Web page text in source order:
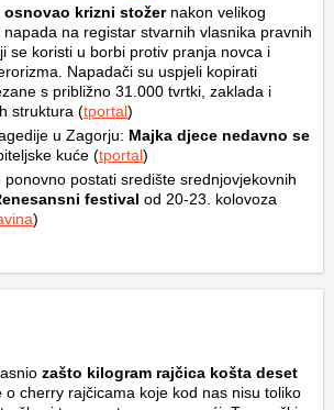
osnovao krizni stožernakon velikog
napada na registar stvarnih vlasnika pravnih
se koristi u borbi protiv pranja novca i
Napadači su uspjeli kopirati
s približno 31.000 tvrtki, zaklada i
struktura (tportal)
u Zagorju: Majka djece nedavno se
kuće (tportal)
ponovno postati središte srednjovjekovnih
festival od 20-23. kolovoza
)
zašto kilogram rajčica košta deset
o cherry rajčicama koje kod nas nisu toliko